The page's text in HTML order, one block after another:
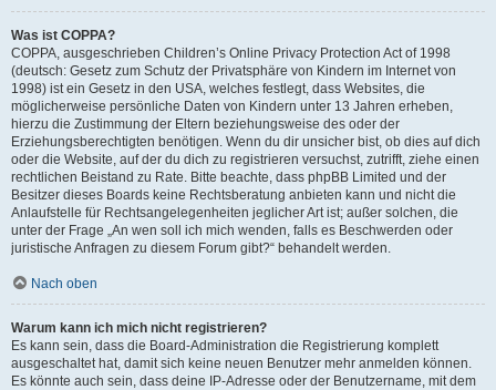
Was ist COPPA?
COPPA, ausgeschrieben Children’s Online Privacy Protection Act of 1998
(deutsch: Gesetz zum Schutz der Privatsphäre von Kindern im Internet von
1998) ist ein Gesetz in den USA, welches festlegt, dass Websites, die
möglicherweise persönliche Daten von Kindern unter 13 Jahren erheben,
hierzu die Zustimmung der Eltern beziehungsweise des oder der
Erziehungsberechtigten benötigen. Wenn du dir unsicher bist, ob dies auf dich
oder die Website, auf der du dich zu registrieren versuchst, zutrifft, ziehe einen
rechtlichen Beistand zu Rate. Bitte beachte, dass phpBB Limited und der
Besitzer dieses Boards keine Rechtsberatung anbieten kann und nicht die
Anlaufstelle für Rechtsangelegenheiten jeglicher Art ist; außer solchen, die
unter der Frage „An wen soll ich mich wenden, falls es Beschwerden oder
juristische Anfragen zu diesem Forum gibt?“ behandelt werden.
Nach oben
Warum kann ich mich nicht registrieren?
Es kann sein, dass die Board-Administration die Registrierung komplett
ausgeschaltet hat, damit sich keine neuen Benutzer mehr anmelden können.
Es könnte auch sein, dass deine IP-Adresse oder der Benutzername, mit dem